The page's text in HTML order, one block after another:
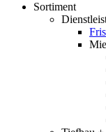
Sortiment